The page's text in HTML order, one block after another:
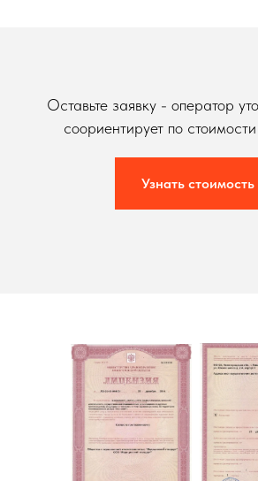
Оставьте заявку - оператор
соориентирует по
Узнать стоимость